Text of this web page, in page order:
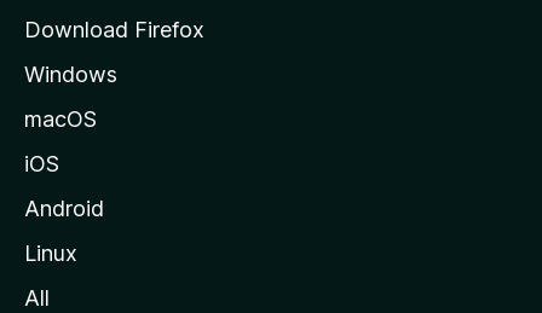
Download Firefox
Windows
macOS
iOS
Android
Linux
All